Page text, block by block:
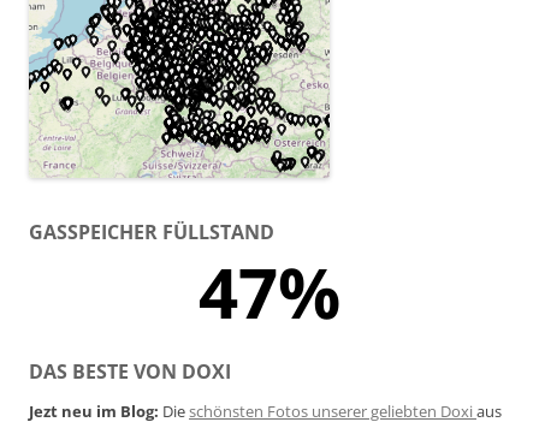
GASSPEICHER FÜLLSTAND
47%
DAS BESTE VON DOXI
Jezt neu im Blog: Dieschönsten Fotos unserer geliebten Doxiaus